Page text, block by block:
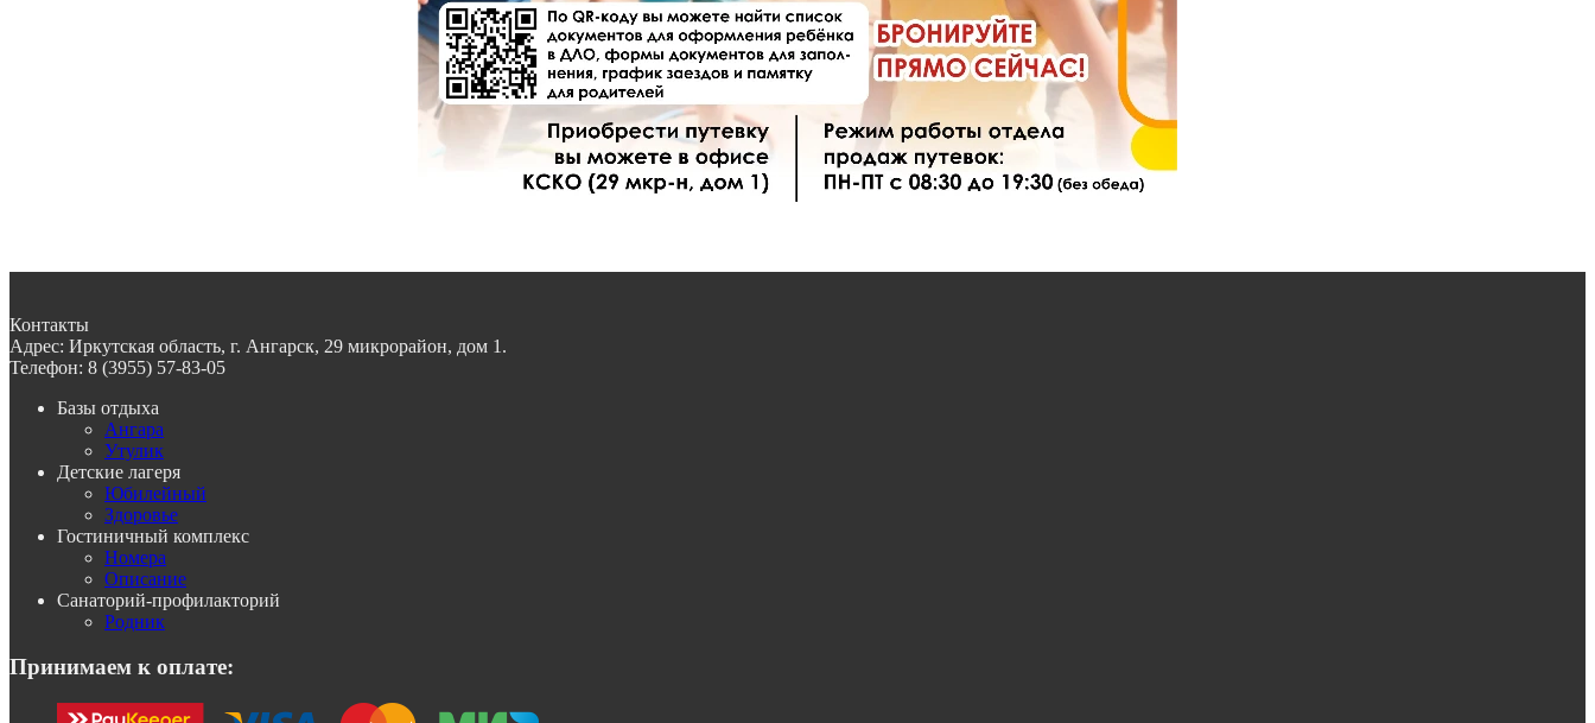
Контакты
Адрес: Иркутская область, г. Ангарск, 29 микрорайон, дом 1.
Телефон: 8 (3955) 57-83-05
Базы отдыха
Ангара
Утулик
Детские лагеря
Юбилейный
Здоровье
Гостиничный комплекс
Номера
Описание
Санаторий-профилакторий
Родник
Принимаем к оплате: